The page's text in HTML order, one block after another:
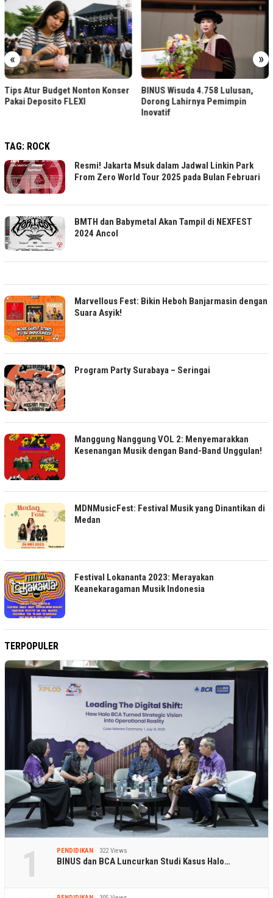
« »
Tips Atur Budget Nonton Konser
Pakai Deposito FLEXI
BINUS Wisuda 4.758 Lulusan,
Dorong Lahirnya Pemimpin
Inovatif
TAG: ROCK
Resmi! Jakarta Msuk dalam Jadwal Linkin Park
From Zero World Tour 2025 pada Bulan Februari
BMTH dan Babymetal Akan Tampil di NEXFEST
2024 Ancol
Marvellous Fest: Bikin Heboh Banjarmasin dengan
Suara Asyik!
Program Party Surabaya – Seringai
Manggung Nanggung VOL 2: Menyemarakkan
Kesenangan Musik dengan Band-Band Unggulan!
MDNMusicFest: Festival Musik yang Dinantikan di
Medan
Festival Lokananta 2023: Merayakan
Keanekaragaman Musik Indonesia
TERPOPULER
1 PENDIDIKAN 322 Views
BINUS dan BCA Luncurkan Studi Kasus Halo…